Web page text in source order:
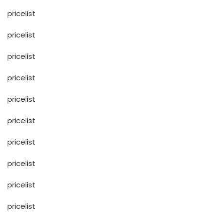
pricelist
pricelist
pricelist
pricelist
pricelist
pricelist
pricelist
pricelist
pricelist
pricelist